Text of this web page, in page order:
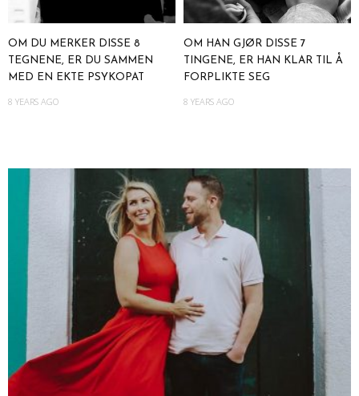
OM DU MERKER DISSE 8
TEGNENE, ER DU SAMMEN
MED EN EKTE PSYKOPAT
8 YEARS AGO
OM HAN GJØR DISSE 7
TINGENE, ER HAN KLAR TIL Å
FORPLIKTE SEG
8 YEARS AGO